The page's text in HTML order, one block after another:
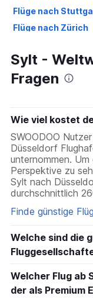
Flüge nach
Flüge nach Zürich
Flüge nach Las
Flüge nach
Sylt -
Fragen
Wie viel kostet
SWOODOO
Düsseldorf
unternommen.
Perspektive zu
Sylt nach
durchschnittlich
Finde günstige
Welche sind die
Welcher Flug ab
der als Premium